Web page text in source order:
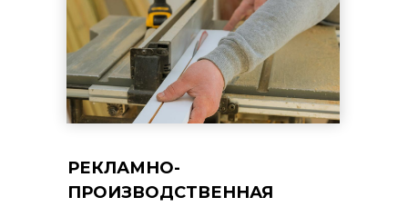
РЕКЛАМНО-
ПРОИЗВОДСТВЕННАЯ